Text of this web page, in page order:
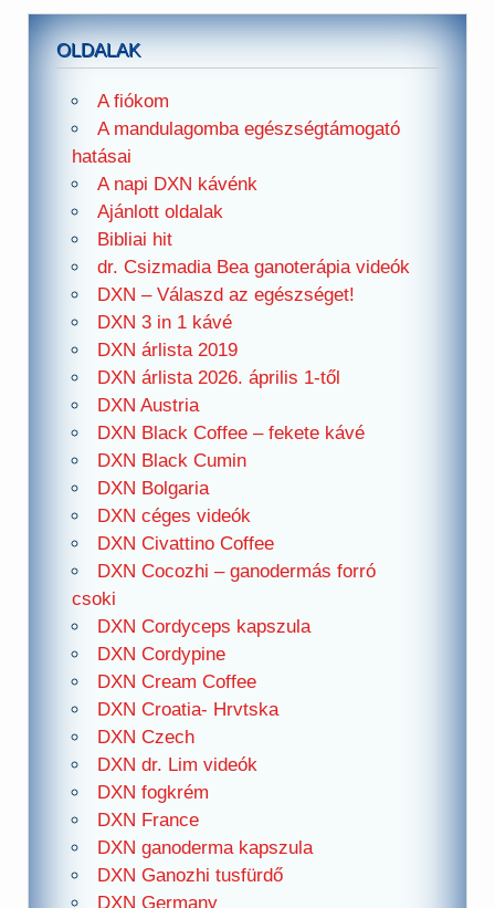
OLDALAK
A fiókom
A mandulagomba egészségtámogató
hatásai
A napi DXN kávénk
Ajánlott oldalak
Bibliai hit
dr. Csizmadia Bea ganoterápia videók
DXN – Válaszd az egészséget!
DXN 3 in 1 kávé
DXN árlista 2019
DXN árlista 2026. április 1-től
DXN Austria
DXN Black Coffee – fekete kávé
DXN Black Cumin
DXN Bolgaria
DXN céges videók
DXN Civattino Coffee
DXN Cocozhi – ganodermás forró
csoki
DXN Cordyceps kapszula
DXN Cordypine
DXN Cream Coffee
DXN Croatia- Hrvtska
DXN Czech
DXN dr. Lim videók
DXN fogkrém
DXN France
DXN ganoderma kapszula
DXN Ganozhi tusfürdő
DXN Germany